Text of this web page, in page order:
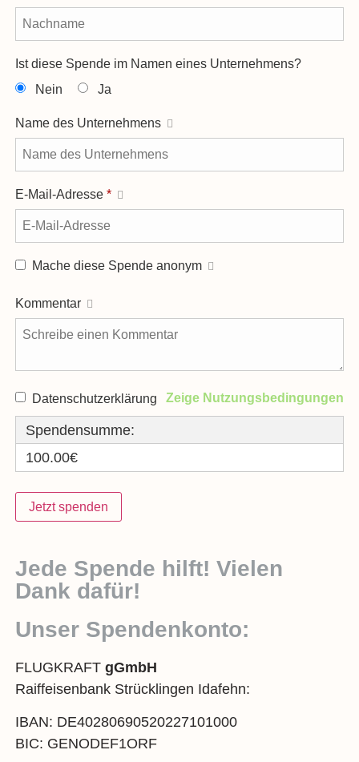
Ist diese Spende im Namen eines Unternehmens?
Nein
Ja
Name des Unternehmens
E-Mail-Adresse *
Mache diese Spende anonym
Kommentar
Zeige Nutzungsbedingungen
Datenschutzerklärung
Spendensumme:
100.00€
Jede Spende hilft! Vielen
Dank dafür!
Unser Spendenkonto:
FLUGKRAFTgGmbH
Raiffeisenbank Strücklingen Idafehn:
IBAN: DE40280690520227101000
BIC: GENODEF1ORF